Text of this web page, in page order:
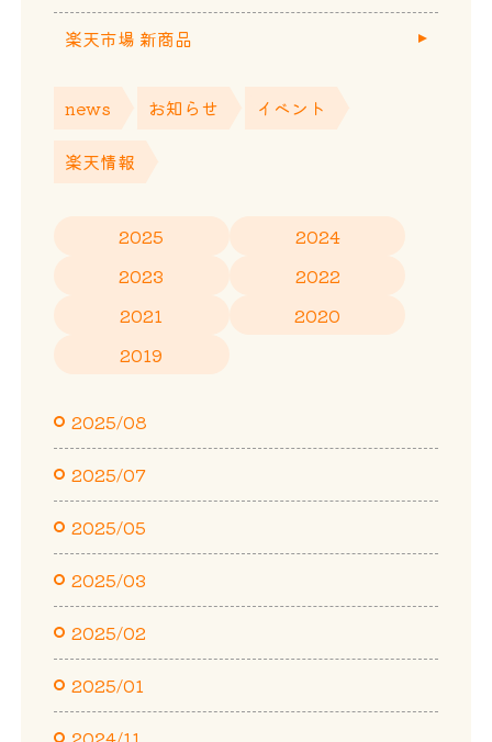
楽天市場 新商品
news お知らせ イベント
楽天情報
2025
2024
2023
2022
2021
2020
2019
2025/08
2025/07
2025/05
2025/03
2025/02
2025/01